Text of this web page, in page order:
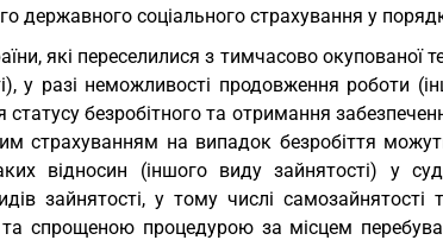
державного соціального страхування у
які переселилися з тимчасово окупованої
у разі неможливості продовження роботи
статусу безробітного та отримання
страхуванням на випадок безробіття
відносин (іншого виду зайнятості) у
зайнятості, у тому числі самозайнятості
спрощеною процедурою за місцем